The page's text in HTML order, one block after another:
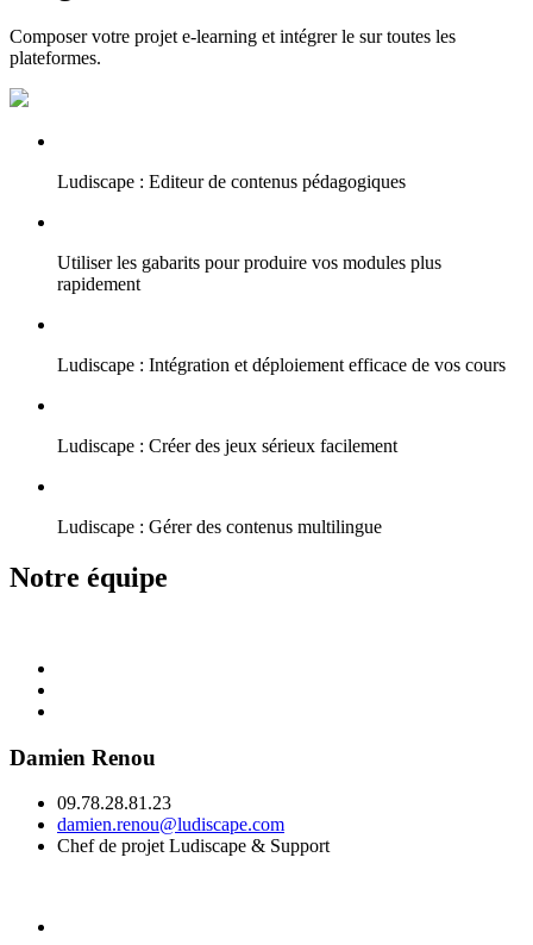
Composer votre projet e-learning et intégrer le sur toutes les
plateformes.
Ludiscape : Editeur de contenus pédagogiques
Utiliser les gabarits pour produire vos modules plus
rapidement
Ludiscape : Intégration et déploiement efficace de vos cours
Ludiscape : Créer des jeux sérieux facilement
Ludiscape : Gérer des contenus multilingue
Notre équipe
Damien Renou
09.78.28.81.23
damien.renou@ludiscape.com
Chef de projet Ludiscape & Support